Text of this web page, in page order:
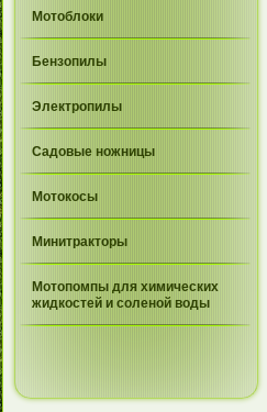
Мотоблоки
Бензопилы
Электропилы
Садовые ножницы
Мотокосы
Минитракторы
Мотопомпы для химических
жидкостей и соленой воды